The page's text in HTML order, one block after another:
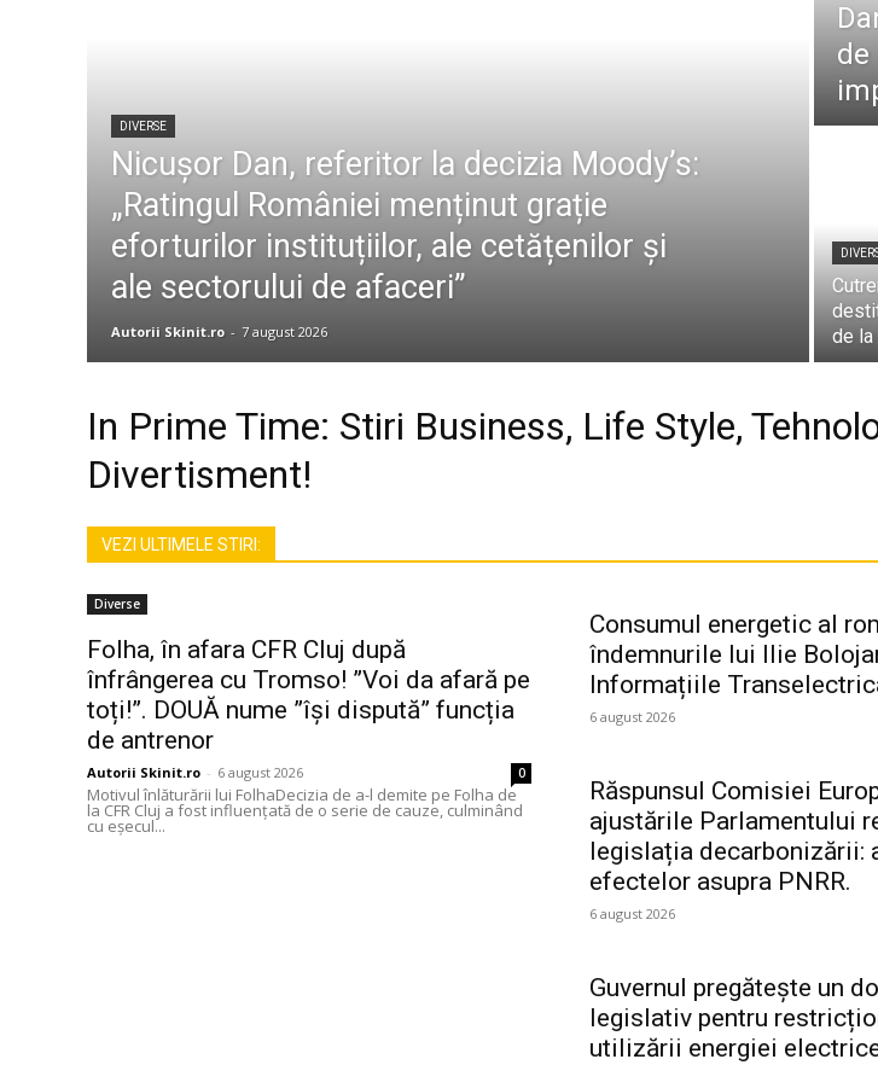
DIVERSE
Nicușor Dan, referitor la decizia Moody’s:
„Ratingul României menținut grație
eforturilor instituțiilor, ale cetățenilor și
ale sectorului de afaceri”
Autorii Skinit.ro - 7 august 2026
de
de la
In Prime Time: Stiri Business, Life Style,
Divertisment!
VEZI ULTIMELE STIRI:
Diverse
Folha, în afara CFR Cluj după
înfrângerea cu Tromso! ”Voi da afară pe
toți!”. DOUĂ nume ”își dispută” funcția
de antrenor
Autorii Skinit.ro - 6 august 2026 0
Motivul înlăturării lui FolhaDecizia de a-l demite pe Folha de
la CFR Cluj a fost influențată de o serie de cauze, culminând
cu eșecul...
Consumul energetic al
îndemnurile lui Ilie
Informațiile
6 august 2026
Răspunsul Comisiei
ajustările Parlamentului
legislația decarbonizării:
efectelor asupra PNRR.
6 august 2026
Guvernul pregătește un
legislativ pentru
utilizării energiei